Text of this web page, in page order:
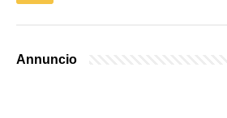
Annuncio